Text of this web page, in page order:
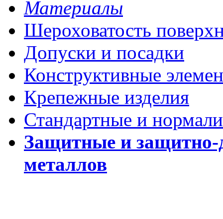
Материалы
Шероховатость
Допуски и посадки
Конструктивные
Крепежные изделия
Стандартные и
Защитные и защитно-
металлов